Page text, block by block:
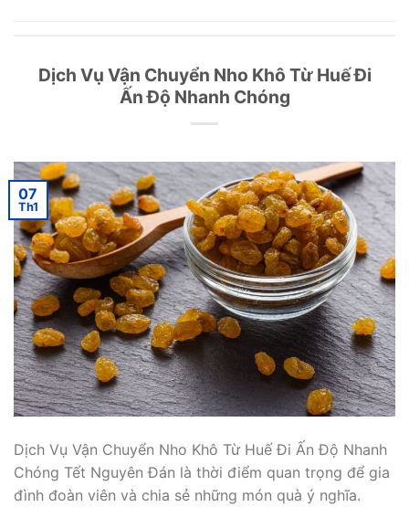
Dịch Vụ Vận Chuyển Nho Khô Từ Huế Đi
Ấn Độ Nhanh Chóng
07
Th1
Dịch Vụ Vận Chuyển Nho Khô Từ Huế Đi Ấn Độ Nhanh
Chóng Tết Nguyên Đán là thời điểm quan trọng để gia
đình đoàn viên và chia sẻ những món quà ý nghĩa.